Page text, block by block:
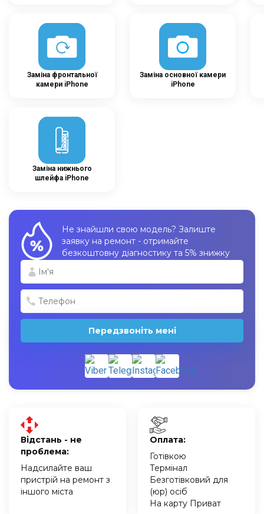
Заміна фронтальної
камери iPhone
Заміна основної камери
iPhone
Заміна нижнього
шлейфа iPhone
Не знайшли свою модель? Залиште
заявку на ремонт - отримайте
безкоштовну діагностику та 5% знижку
Передзвоніть мені
Відстань - не
проблема:
Надсилайте ваш
пристрій на ремонт з
іншого міста
Оплата:
Готівкою
Термінал
Безготівковий для
(юр) осіб
На карту Приват